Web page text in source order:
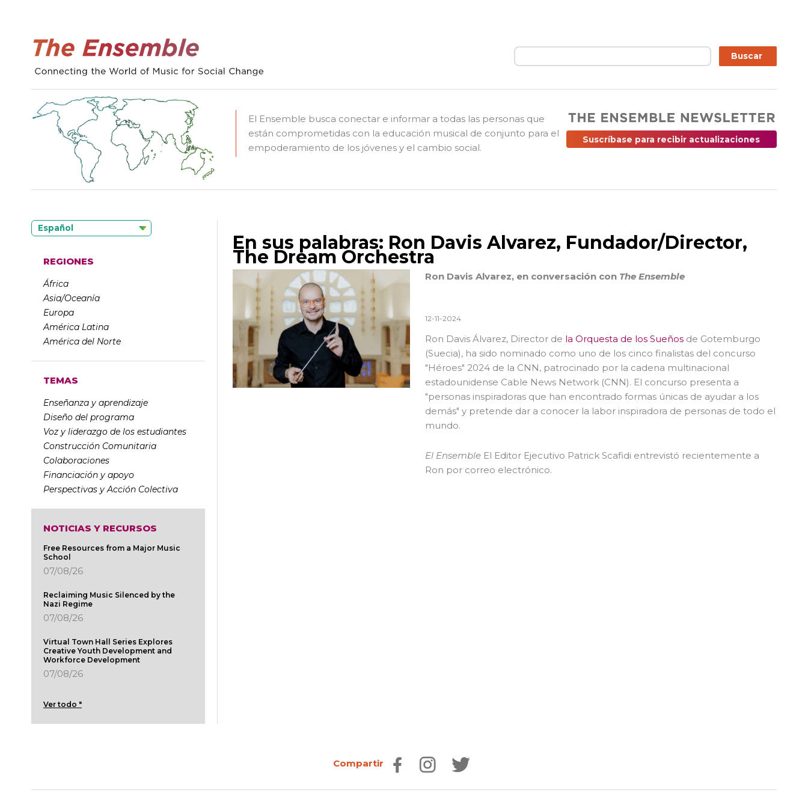
Buscar Buscar
El Ensemble busca conectar e informar a todas las personas que
están comprometidas con la educación musical de conjunto para el
empoderamiento de los jóvenes y el cambio social.
Suscríbase para recibir actualizaciones
Español
REGIONES
África
Asia/Oceanía
Europa
América Latina
América del Norte
TEMAS
Enseñanza y aprendizaje
Diseño del programa
Voz y liderazgo de los estudiantes
Construcción Comunitaria
Colaboraciones
Financiación y apoyo
Perspectivas y Acción Colectiva
NOTICIAS Y RECURSOS
Free Resources from a Major Music
School
07/08/26
Reclaiming Music Silenced by the
Nazi Regime
07/08/26
Virtual Town Hall Series Explores
Creative Youth Development and
Workforce Development
07/08/26
Ver todo "
En sus palabras: Ron Davis Alvarez, Fundador/Director,
The Dream Orchestra
Ron Davis Alvarez, en conversación con The Ensemble
12-11-2024
Ron Davis Álvarez, Director de la Orquesta de los Sueñosde Gotemburgo
(Suecia), ha sido nominado como uno de los cinco finalistas del concurso
"Héroes" 2024 de la CNN, patrocinado por la cadena multinacional
estadounidense Cable News Network (CNN). El concurso presenta a
"personas inspiradoras que han encontrado formas únicas de ayudar a los
demás" y pretende dar a conocer la labor inspiradora de personas de todo el
mundo.
El EnsembleEl Editor Ejecutivo Patrick Scafidi entrevistó recientemente a
Ron por correo electrónico.
Compartir